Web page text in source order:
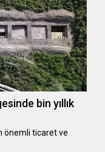
bin yıllık
önemli ticaret ve